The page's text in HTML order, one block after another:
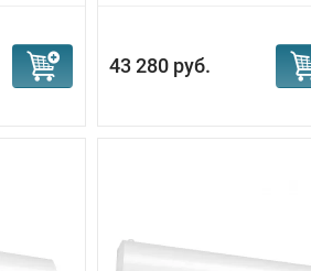
43 280 руб.